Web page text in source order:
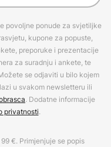
povoljne ponude za svjetiljke
kupone za popuste,
preporuke i prezentacije
za suradnju i ankete, te
se odjaviti u bilo kojem
u svakom newsletteru ili
. Dodatne informacije
privatnosti.
€. Primjenjuje se popis